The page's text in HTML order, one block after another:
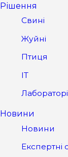
Рішення
Свині
Жуйні
Птиця
IT
Новини
Новини
Експертні